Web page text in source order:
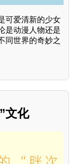
可爱清新的少女
是动漫人物还是
同世界的奇妙之
文化